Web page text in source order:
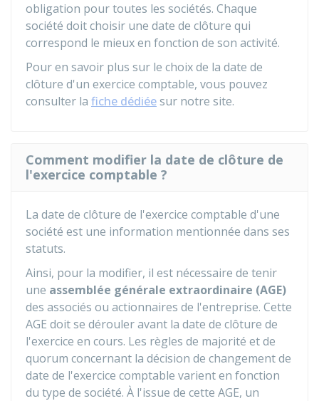
obligation pour toutes les sociétés. Chaque
société doit choisir une date de clôture qui
correspond le mieux en fonction de son activité.
Pour en savoir plus sur le choix de la date de
clôture d'un exercice comptable, vous pouvez
consulter la fiche dédiéesur notre site.
Comment modifier la date de clôture de
l'exercice comptable ?
La date de clôture de l'exercice comptable d'une
société est une information mentionnée dans ses
statuts.
Ainsi, pour la modifier, il est nécessaire de tenir
une assemblée générale extraordinaire (AGE)
des associés ou actionnaires de l'entreprise. Cette
AGE doit se dérouler avant la date de clôture de
l'exercice en cours. Les règles de majorité et de
quorum concernant la décision de changement de
date de l'exercice comptable varient en fonction
du type de société. À l'issue de cette AGE, un